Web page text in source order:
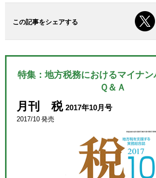
この記事をシェアする
特集：地方税務におけるマイナ
Ｑ＆Ａ
月刊 税 2017年10月号
2017/10 発売